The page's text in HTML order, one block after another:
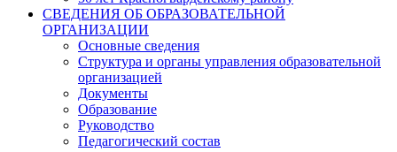
СВЕДЕНИЯ ОБ ОБРАЗОВАТЕЛЬНОЙ
ОРГАНИЗАЦИИ
Основные сведения
Структура и органы управления образовательной
организацией
Документы
Образование
Руководство
Педагогический состав